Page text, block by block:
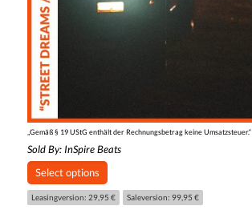
„Gemäß § 19 UStG enthält der Rechnungsbetrag keine Umsatzsteuer.“
Sold By: InSpire Beats
Select options
Leasingversion: 29,95 € Saleversion: 99,95 €